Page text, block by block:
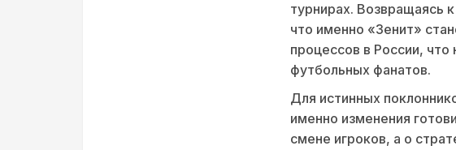
турнирах. Возвращаясь
что именно «Зенит»
процессов в России,
футбольных фанатов.
Для истинных
именно изменения
смене игроков, а о